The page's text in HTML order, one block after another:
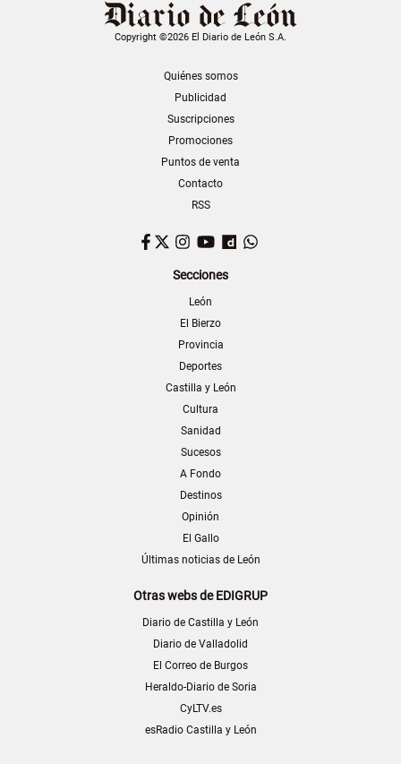
Copyright ©2026 El Diario de León S.A.
Quiénes somos
Publicidad
Suscripciones
Promociones
Puntos de venta
Contacto
RSS
Facebook
TwitterInstagram
YouTubeDailymotion
Secciones
León
El Bierzo
Provincia
Deportes
Castilla y León
Cultura
Sanidad
Sucesos
A Fondo
Destinos
Opinión
El Gallo
Últimas noticias de León
Otras webs de EDIGRUP
Diario de Castilla y León
Diario de Valladolid
El Correo de Burgos
Heraldo-Diario de Soria
CyLTV.es
esRadio Castilla y León